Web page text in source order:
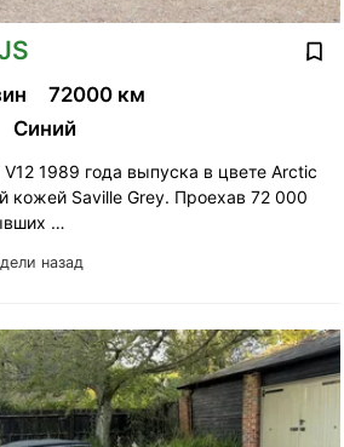
назад
72000 км
Синий
1989 года выпуска в цвете Arctic
кожей Saville Grey. Проехав 72 000
…